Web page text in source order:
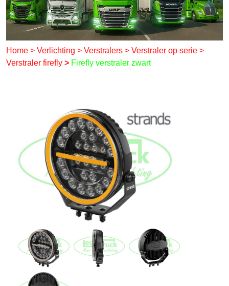
Home > Verlichting > Verstralers > Verstraler op serie >
Verstraler firefly > Firefly verstraler zwart